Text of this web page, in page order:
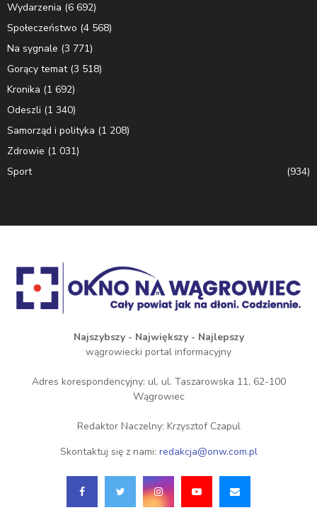
Wydarzenia (6 692)
Społeczeństwo (4 568)
Na sygnale (3 771)
Gorący temat(3 518)
Kronika (1 692)
Odeszli (1 340)
Samorząd i polityka (1 208)
Zdrowie (1 031)
Sport
(934)
Najszybszy - Największy - Najlepszy
wągrowiecki portal informacyjny
Adres korespondencyjny: ul. ul. Taszarowska 11, 62-100
Wągrowiec
Redaktor Naczelny: Krzysztof Czapul
Skontaktuj się z nami: redakcja@onw.com.pl